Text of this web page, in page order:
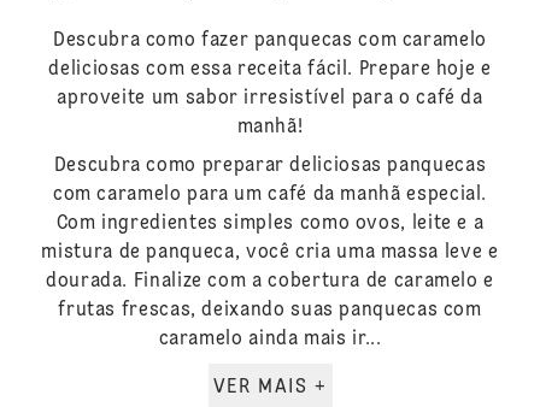
Descubra como fazer panquecas com caramelo
deliciosas com essa receita fácil. Prepare hoje e
aproveite um sabor irresistível para o café da
manhã!
Descubra como preparar deliciosas panquecas
com caramelo para um café da manhã especial.
Com ingredientes simples como ovos, leite e a
mistura de panqueca, você cria uma massa leve e
dourada. Finalize com a cobertura de caramelo e
frutas frescas, deixando suas panquecas com
caramelo ainda mais ir...
VER MAIS +